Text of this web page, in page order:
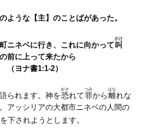
ような【主】のことばがあった。
ニネベに行き、これに向かって 叫
さけ
前に上って来たから
書1:1-2）
られます。神を恐
おそ
れて罪
つみ
から 離
はな
れな
アッシリアの大都市ニネベの人間の
下されようとします。